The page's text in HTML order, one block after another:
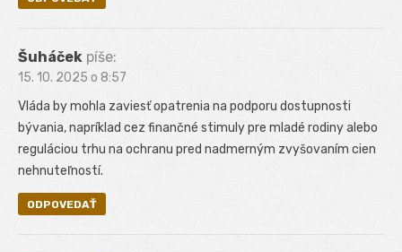
Šuháček píše:
15. 10. 2025 o 8:57
Vláda by mohla zaviesť opatrenia na podporu dostupnosti
bývania, napríklad cez finančné stimuly pre mladé rodiny alebo
reguláciou trhu na ochranu pred nadmerným zvyšovaním cien
nehnuteľností.
ODPOVEDAŤ